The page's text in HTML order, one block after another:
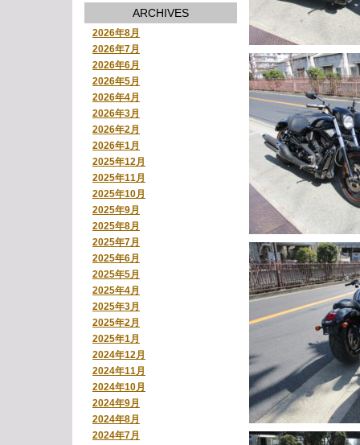
ARCHIVES
2026年8月
2026年7月
2026年6月
2026年5月
2026年4月
2026年3月
2026年2月
2026年1月
2025年12月
2025年11月
2025年10月
2025年9月
2025年8月
2025年7月
2025年6月
2025年5月
2025年4月
2025年3月
2025年2月
2025年1月
2024年12月
2024年11月
2024年10月
2024年9月
2024年8月
2024年7月